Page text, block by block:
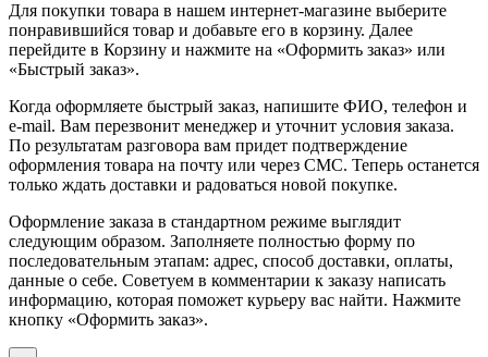
Для покупки товара в нашем интернет-магазине выберите
понравившийся товар и добавьте его в корзину. Далее
перейдите в Корзину и нажмите на «Оформить заказ» или
«Быстрый заказ».
Когда оформляете быстрый заказ, напишите ФИО, телефон и
e-mail. Вам перезвонит менеджер и уточнит условия заказа.
По результатам разговора вам придет подтверждение
оформления товара на почту или через СМС. Теперь останется
только ждать доставки и радоваться новой покупке.
Оформление заказа в стандартном режиме выглядит
следующим образом. Заполняете полностью форму по
последовательным этапам: адрес, способ доставки, оплаты,
данные о себе. Советуем в комментарии к заказу написать
информацию, которая поможет курьеру вас найти. Нажмите
кнопку «Оформить заказ».